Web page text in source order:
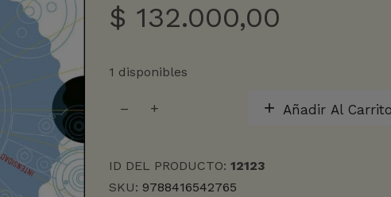
$ 132.000,00
1 disponibles
DE
cantidad
Añadir Al
ID DEL PRODUCTO: 12123
SKU: 9788416542765